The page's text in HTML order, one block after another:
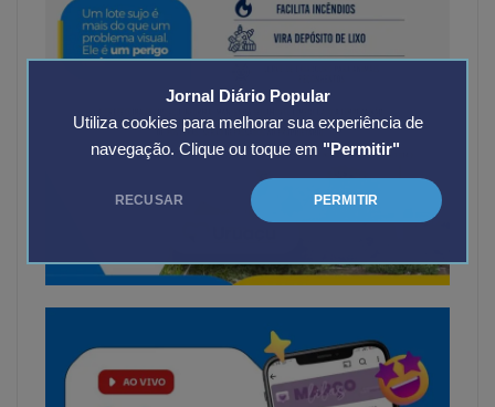
Jornal Diário Popular
Utiliza cookies para melhorar sua experiência de
navegação. Clique ou toque em "Permitir"
RECUSAR PERMITIR